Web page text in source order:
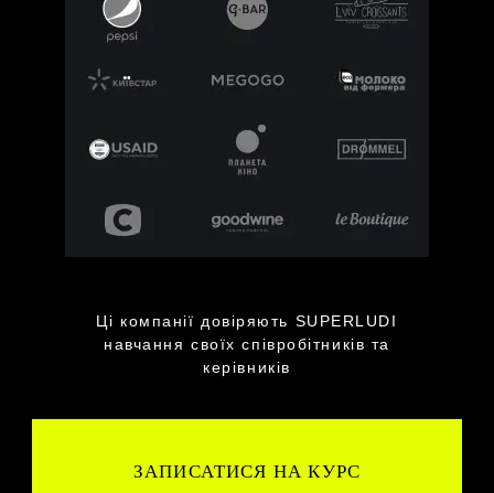
Ці компанії довіряють SUPERLUDI
навчання своїх співробітників та
керівників
ЗАПИСАТИСЯ НА КУРС